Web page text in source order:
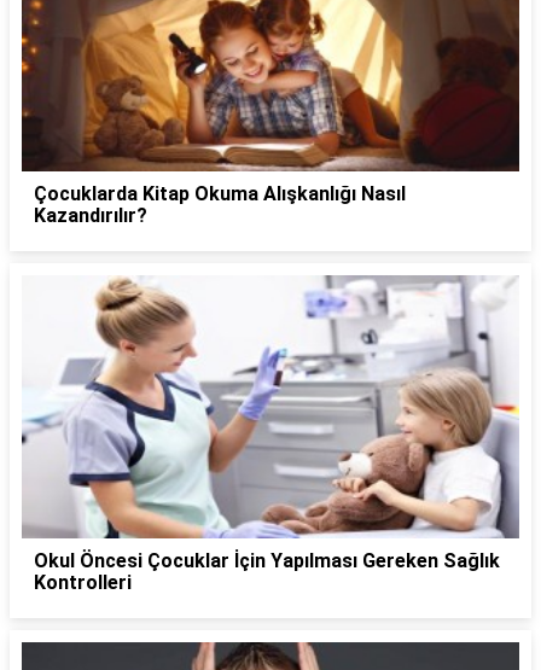
Çocuklarda Kitap Okuma Alışkanlığı Nasıl
Kazandırılır?
Okul Öncesi Çocuklar İçin Yapılması Gereken Sağlık
Kontrolleri